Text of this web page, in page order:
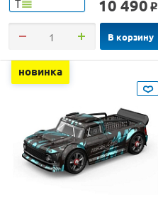
Т 10 490 o
В корзину
новинка